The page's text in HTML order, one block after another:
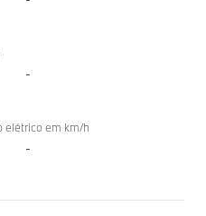
-
elétrico em km/h
-